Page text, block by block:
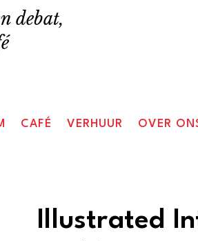
debat,
CAFÉ VERHUUR OVER
Illustrated